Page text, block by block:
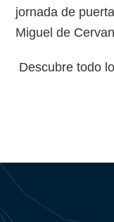
jornada de
Miguel de
Descubre todo